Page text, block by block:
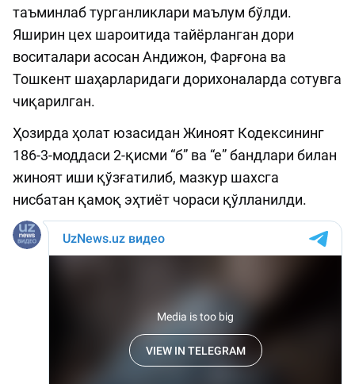
таъминлаб турганликлари маълум бўлди.
Яширин цех шароитида тайёрланган дори
воситалари асосан Андижон, Фарғона ва
Тошкент шаҳарларидаги дорихоналарда сотувга
чиқарилган.
Ҳозирда ҳолат юзасидан Жиноят Кодексининг
186-3-моддаси 2-қисми “б” ва “е” бандлари билан
жиноят иши қўзғатилиб, мазкур шахсга
нисбатан қамоқ эҳтиёт чораси қўлланилди.